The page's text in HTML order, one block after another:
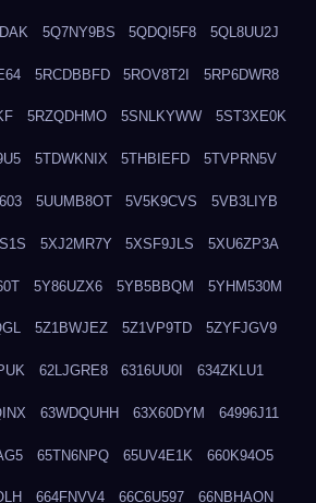
5Q7NY9BS 5QDQI5F8 5QL8UU2J
5RCDBBFD 5ROV8T2I 5RP6DWR8
5RZQDHMO 5SNLKYWW 5ST3XE0K
5TDWKNIX 5THBIEFD 5TVPRN5V
5UUMB8OT 5V5K9CVS 5VB3LIYB
5XJ2MR7Y 5XSF9JLS 5XU6ZP3A
5Y86UZX6 5YB5BBQM 5YHM530M
5Z1BWJEZ 5Z1VP9TD 5ZYFJGV9
62LJGRE8 6316UU0I 634ZKLU1
63WDQUHH 63X60DYM 64996J11
65TN6NPQ 65UV4E1K 660K94O5
664FNVV4 66C6U597 66NBHAON